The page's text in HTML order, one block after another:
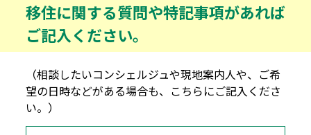
移住に関する質問や特記事項があれば
ご記入ください。
（相談したいコンシェルジュや現地案内人や、ご希
望の日時などがある場合も、こちらにご記入くださ
い。）